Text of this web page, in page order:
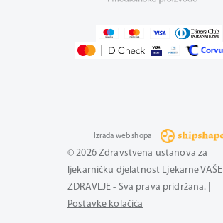
© 2026 Zdravstvena ustanova za
ljekarničku djelatnost Ljekarne VAŠE
ZDRAVLJE - Sva prava pridržana. |
Postavke kolačića
Izrada web shopa